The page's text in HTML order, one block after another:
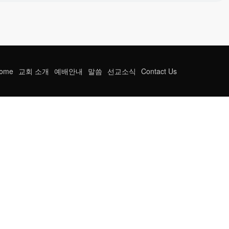
교회 소개 예배안내 말씀 선교소식 Contact Us